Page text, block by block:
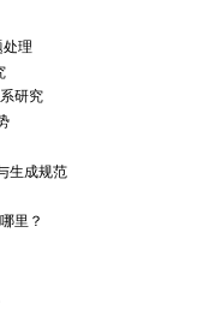
处理
研究
生成规范
里？